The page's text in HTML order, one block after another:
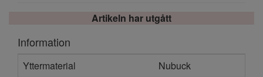
Artikeln har utgått
Information
Yttermaterial
Nubuck